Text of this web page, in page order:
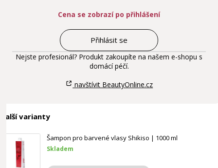
Cena se zobrazí po přihlášení
Přihlásit se
Nejste profesionál? Produkt zakoupíte na našem e-shopu s
domácí péčí.
navštívit BeautyOnline.cz
Další varianty
Šampon pro barvené vlasy Shikiso | 1000 ml
Skladem